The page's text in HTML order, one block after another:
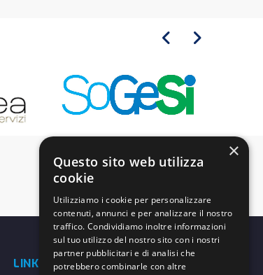
LINK UTILI
×
Questo sito web utilizza
cookie
Utilizziamo i cookie per personalizzare
contenuti, annunci e per analizzare il nostro
traffico. Condividiamo inoltre informazioni
sul tuo utilizzo del nostro sito con i nostri
partner pubblicitari e di analisi che
potrebbero combinarle con altre